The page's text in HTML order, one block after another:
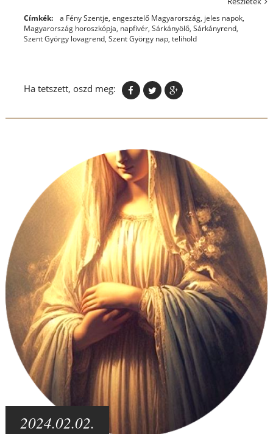
Címkék: a Fény Szentje, engesztelő Magyarország, jeles napok,
Magyarország horoszkópja, napfivér, Sárkányölő, Sárkányrend,
Szent György lovagrend, Szent György nap, telihold
Ha tetszett, oszd meg:
2024.02.02.